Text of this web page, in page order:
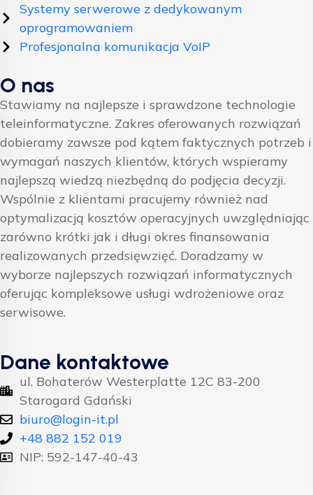
Systemy serwerowe z dedykowanym
oprogramowaniem
Profesjonalna komunikacja VoIP
O nas
Stawiamy na najlepsze i sprawdzone technologie
teleinformatyczne. Zakres oferowanych rozwiązań
dobieramy zawsze pod kątem faktycznych potrzeb i
wymagań naszych klientów, których wspieramy
najlepszą wiedzą niezbędną do podjęcia decyzji.
Wspólnie z klientami pracujemy również nad
optymalizacją kosztów operacyjnych uwzględniając
zarówno krótki jak i długi okres finansowania
realizowanych przedsięwzięć. Doradzamy w
wyborze najlepszych rozwiązań informatycznych
oferując kompleksowe usługi wdrożeniowe oraz
serwisowe.
Dane kontaktowe
ul. Bohaterów Westerplatte 12C 83-200
Starogard Gdański
biuro@login-it.pl
+48 882 152 019
NIP: 592-147-40-43